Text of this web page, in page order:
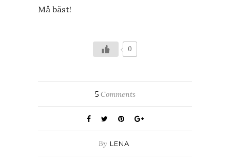
Må bäst!
0
5Comments
By LENA